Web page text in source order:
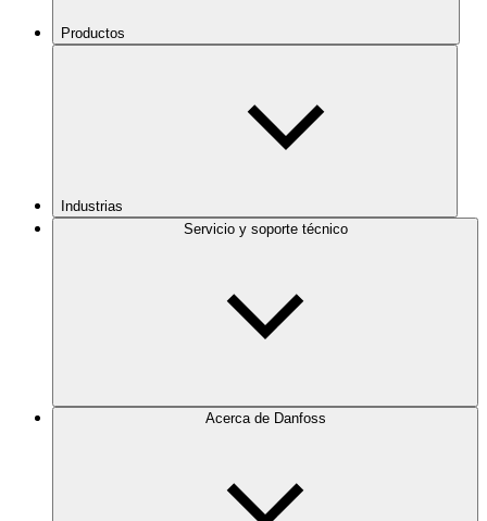
Productos
Industrias
Servicio y soporte técnico
Acerca de Danfoss